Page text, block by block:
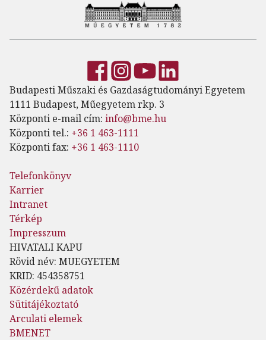
Budapesti Műszaki és Gazdaságtudományi Egyetem
1111 Budapest, Műegyetem rkp. 3
Központi e-mail cím: info@bme.hu
Központi tel.: +36 1 463-1111
Központi fax: +36 1 463-1110
Telefonkönyv
Karrier
Intranet
Térkép
Impresszum
HIVATALI KAPU
Rövid név: MUEGYETEM
KRID: 454358751
Közérdekű adatok
Sütitájékoztató
Arculati elemek
BMENET